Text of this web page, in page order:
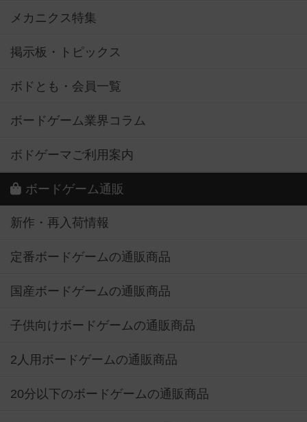
メカニクス特集
掲示板・トピックス
ボドとも・会員一覧
ボードゲーム業界コラム
ボドゲーマご利用案内
ボードゲーム通販
新作・再入荷情報
定番ボードゲームの通販商品
国産ボードゲームの通販商品
子供向けボードゲームの通販商品
2人用ボードゲームの通販商品
20分以下のボードゲームの通販商品